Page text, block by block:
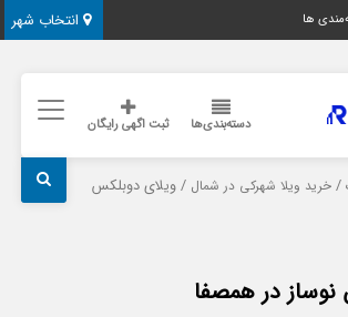
انتخاب شهر ها
دسته‌بندی‌ها ثبت اگهی رایگان
/خرید ویلا شهرکی در شمال / ویلای دوبلکس
در همصفا